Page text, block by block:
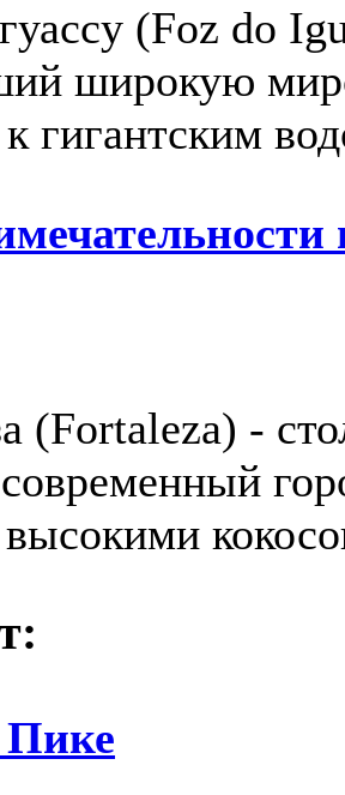
(Foz dо
широкую
гигантским
(Fortaleza) -
Пике